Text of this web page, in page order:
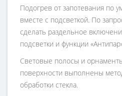
Подогрев от запотевания по
вместе с подсветкой. По
сделать раздельное
подсветки и функции
Световые полосы и
поверхности выполнены
обработки стекла.